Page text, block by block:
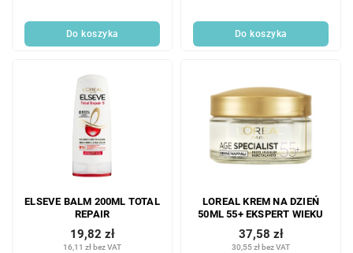
Do koszyka Do koszyka
ELSEVE BALM 200ML TOTAL
REPAIR
16,11 zł bez VAT
19,82 zł
LOREAL KREM NA DZIEŃ
50ML 55+ EKSPERT WIEKU
30,55 zł bez VAT
37,58 zł